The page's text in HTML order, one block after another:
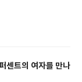
센트의 여자를 만나